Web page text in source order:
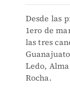
Desde las
1ero de
las tres
Ledo,
Rocha.